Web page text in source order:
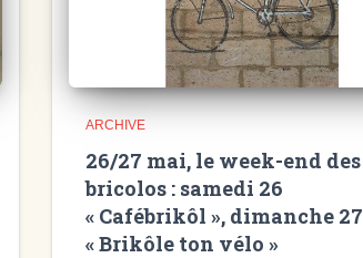
ARCHIVE
26/27 mai, le week-end des
bricolos : samedi 26
« Cafébrikôl », dimanche 27
« Brikôle ton vélo »